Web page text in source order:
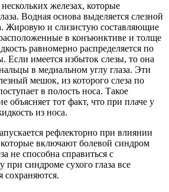
железах, которые
Водная основа выделяется слезной
Жировую и слизистую составляющие
в конъюнктиве и толще
равномерно распределяется по
Если имеется избыток слезы, то она
в медиальном углу глаза. Эти
мешок, из которого слеза по
в полость носа. Такое
объясняет тот факт, что при плаче у
из носа.
рефлекторно при влиянии
включают болевой синдром
не способна справиться с
при синдроме сухого глаза все
сохраняются.